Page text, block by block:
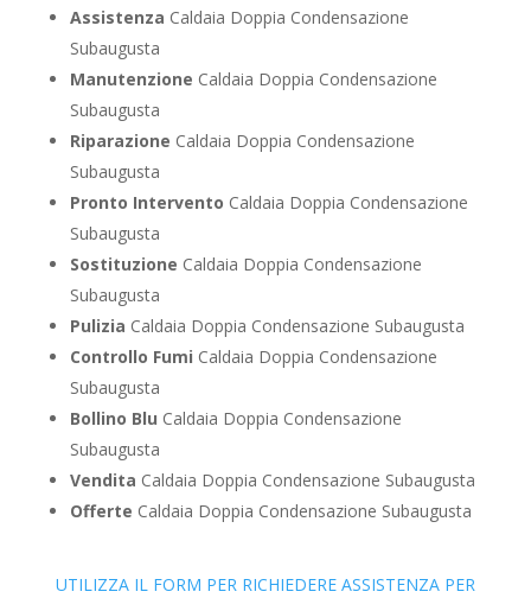
Assistenza Caldaia Doppia Condensazione
Subaugusta
Manutenzione Caldaia Doppia Condensazione
Subaugusta
Riparazione Caldaia Doppia Condensazione
Subaugusta
Pronto Intervento Caldaia Doppia Condensazione
Subaugusta
Sostituzione Caldaia Doppia Condensazione
Subaugusta
Pulizia Caldaia Doppia Condensazione Subaugusta
Controllo Fumi Caldaia Doppia Condensazione
Subaugusta
Bollino Blu Caldaia Doppia Condensazione
Subaugusta
Vendita Caldaia Doppia Condensazione Subaugusta
Offerte Caldaia Doppia Condensazione Subaugusta
UTILIZZA IL FORM PER RICHIEDERE ASSISTENZA PER